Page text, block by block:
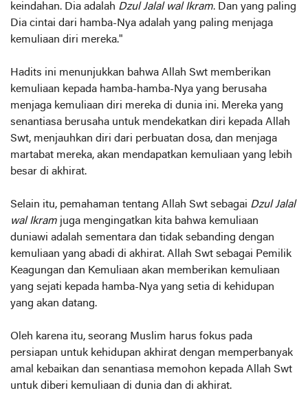
keindahan. Dia adalah Dzul Jalal wal Ikram. Dan yang paling
Dia cintai dari hamba-Nya adalah yang paling menjaga
kemuliaan diri mereka."
Hadits ini menunjukkan bahwa Allah Swt memberikan
kemuliaan kepada hamba-hamba-Nya yang berusaha
menjaga kemuliaan diri mereka di dunia ini. Mereka yang
senantiasa berusaha untuk mendekatkan diri kepada Allah
Swt, menjauhkan diri dari perbuatan dosa, dan menjaga
martabat mereka, akan mendapatkan kemuliaan yang lebih
besar di akhirat.
Selain itu, pemahaman tentang Allah Swt sebagai Dzul Jalal
wal Ikram juga mengingatkan kita bahwa kemuliaan
duniawi adalah sementara dan tidak sebanding dengan
kemuliaan yang abadi di akhirat. Allah Swt sebagai Pemilik
Keagungan dan Kemuliaan akan memberikan kemuliaan
yang sejati kepada hamba-Nya yang setia di kehidupan
yang akan datang.
Oleh karena itu, seorang Muslim harus fokus pada
persiapan untuk kehidupan akhirat dengan memperbanyak
amal kebaikan dan senantiasa memohon kepada Allah Swt
untuk diberi kemuliaan di dunia dan di akhirat.